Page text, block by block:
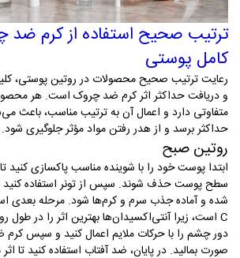
ترتیب صحیح استفاده از کرم ضد
کامل پوستی
رعایت ترتیب صحیح محصولات در روتین پوستی،
و دریافت حداکثر اثر کرم ضد چروک است. هر
متفاوتی دارد و اعمال آن به ترتیب مناسب، باعث
حداکثر برسد و از هدر رفتن مواد مؤثر جلوگیری شود.
روتین صبح
ابتدا پوست خود را با شوینده مناسب پاکسازی کنید
سطح پوست حذف شوند. سپس از تونر استفاده کنید
شده و آماده جذب سرم و کرم‌ها شود. مرحله بعدی
C است، زیرا آنتی‌اکسیدان‌ها بهترین اثر را در طول
دور چشم را با حرکات ملایم اعمال کنید و سپس
صورت بمالید. در پایان، ضد آفتاب استفاده کنید تا